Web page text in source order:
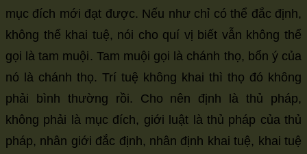
mục đích mới đạt được. Nếu như chỉ có thể đắc định,
không thể khai tuệ, nói cho quí vị biết vẫn không thể
gọi là tam muội. Tam muội gọi là chánh thọ, bổn ý của
nó là chánh thọ. Trí tuệ không khai thì thọ đó không
phải bình thường rồi. Cho nên định là thủ pháp,
không phải là mục đích, giới luật là thủ pháp của thủ
pháp, nhân giới đắc định, nhân định khai tuệ, khai tuệ